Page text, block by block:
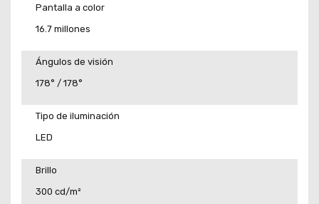
Pantalla a color
16.7 millones
Ángulos de visión
178° / 178°
Tipo de iluminación
LED
Brillo
300 cd/m²